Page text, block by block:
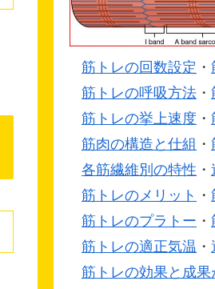
筋トレの回数設定 ・
筋トレの呼吸方法 ・
筋トレの挙上速度 ・
筋肉の構造と仕組 ・
各筋繊維別の特性 ・
筋トレのメリット ・
筋トレのプラトー ・
筋トレの適正気温 ・
筋トレの効果と成